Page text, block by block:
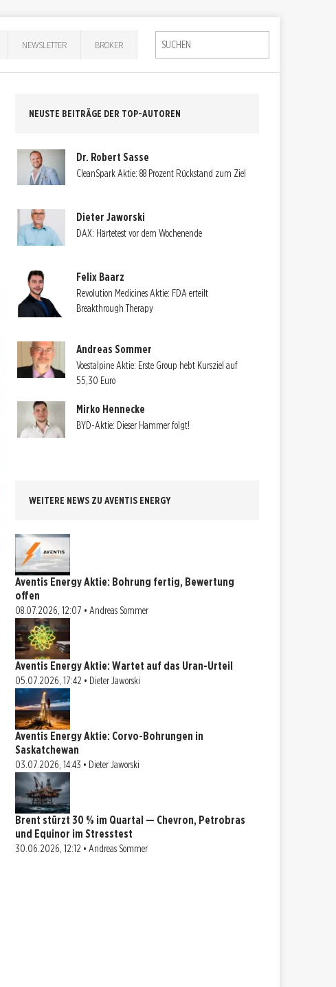
NEWSLETTER BROKER
NEUSTE BEITRÄGE DER TOP-AUTOREN
Dr. Robert Sasse
CleanSpark Aktie: 88 Prozent Rückstand zum Ziel
Dieter Jaworski
DAX: Härtetest vor dem Wochenende
Felix Baarz
Revolution Medicines Aktie: FDA erteilt
Breakthrough Therapy
Andreas Sommer
Voestalpine Aktie: Erste Group hebt Kursziel auf
55,30 Euro
Mirko Hennecke
BYD-Aktie: Dieser Hammer folgt!
WEITERE NEWS ZU AVENTIS ENERGY
Aventis Energy Aktie: Bohrung fertig, Bewertung
offen
08.07.2026, 12:07 • Andreas Sommer
Aventis Energy Aktie: Wartet auf das Uran-Urteil
05.07.2026, 17:42 • Dieter Jaworski
Aventis Energy Aktie: Corvo-Bohrungen in
Saskatchewan
03.07.2026, 14:43 • Dieter Jaworski
Brent stürzt 30 % im Quartal — Chevron, Petrobras
und Equinor im Stresstest
30.06.2026, 12:12 • Andreas Sommer